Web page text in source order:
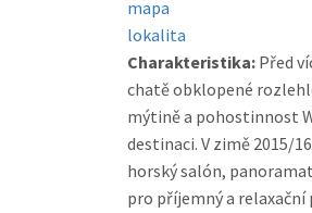
mapa
lokalita
Charakteristika: Před
chatě obklopené
mýtině a pohostinnost
destinaci. V zimě 2015/
horský salón,
pro příjemný a relaxační